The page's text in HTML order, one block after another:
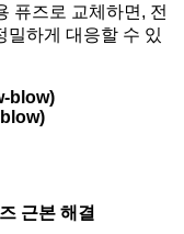
퓨즈로 교체하면, 전
밀하게 대응할 수 있
blow)
근본 해결